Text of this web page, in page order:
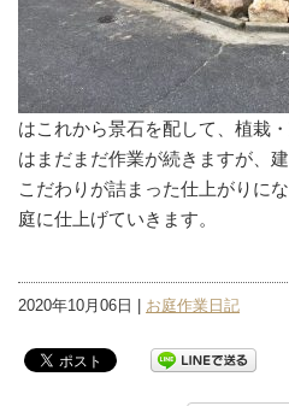
はこれから景石を配して、植栽
はまだまだ作業が続きますが、
こだわりが詰まった仕上がりに
庭に仕上げていきます。
2020年10月06日 | お庭作業日記